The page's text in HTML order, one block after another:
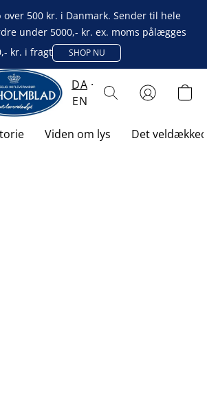
over 500 kr. i Danmark. Sender til hele
under 5000,- kr. ex. moms pålægges
kr. i fragt
SHOP NU
DA
EN
Viden om lys Det